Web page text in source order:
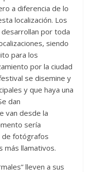
a diferencia de lo
localización. Los
por toda
siendo
para los
por la ciudad
se disemine y
y que haya una
dan
van desde la
sería
de fotógrafos
más llamativos.
lleven a sus